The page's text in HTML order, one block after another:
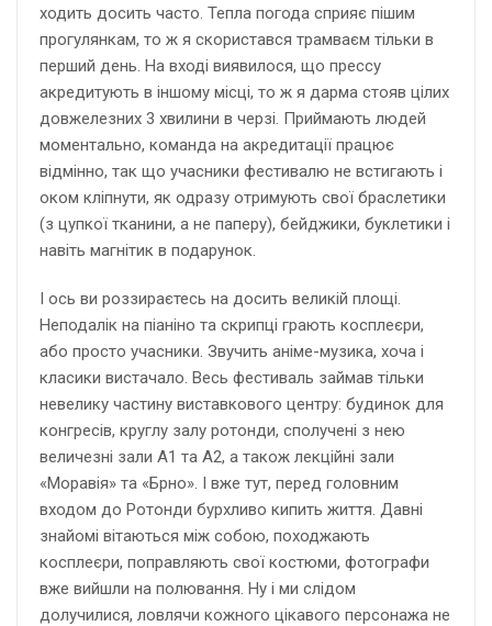
ходить досить часто. Тепла погода сприяє пішим
прогулянкам, то ж я скористався трамваєм тільки в
перший день. На вході виявилося, що прессу
акредитують в іншому місці, то ж я дарма стояв цілих
довжелезних 3 хвилини в черзі. Приймають людей
моментально, команда на акредитації працює
відмінно, так що учасники фестивалю не встигають і
оком кліпнути, як одразу отримують свої браслетики
(з цупкої тканини, а не паперу), бейджики, буклетики і
навіть магнітик в подарунок.
І ось ви роззираєтесь на досить великій площі.
Неподалік на піаніно та скрипці грають косплеєри,
або просто учасники. Звучить аніме-музика, хоча і
класики вистачало. Весь фестиваль займав тільки
невелику частину виставкового центру: будинок для
конгресів, круглу залу ротонди, сполучені з нею
величезні зали А1 та А2, а також лекційні зали
«Моравія» та «Брно». І вже тут, перед головним
входом до Ротонди бурхливо кипить життя. Давні
знайомі вітаються між собою, походжають
косплеєри, поправляють свої костюми, фотографи
вже вийшли на полювання. Ну і ми слідом
долучилися, ловлячи кожного цікавого персонажа не